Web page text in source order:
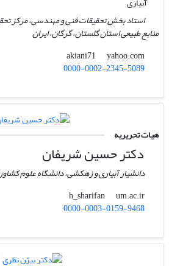
استاد بخش تحقیقات فنی و مهندسی، مرکز
منابع طبیعی استان گلستان، گرگان، ایران
akiani71
yahoo.com
0000-0002-2345-5089
هیات تحریریه
دکتر حسین شریفان
دانشیار آبیاری و زهکشی، دانشگاه علوم
h_sharifan
um.ac.ir
0000-0003-0159-9468